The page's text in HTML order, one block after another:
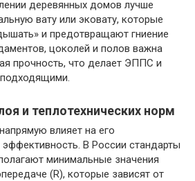
деревянных домов лучше
вату или эковату, которые
и предотвращают гниение
цоколей и полов важна
прочность, что делает ЭППС и
и теплотехнических норм
влияет на его
В России стандарты
минимальные значения
(R), которые зависят от